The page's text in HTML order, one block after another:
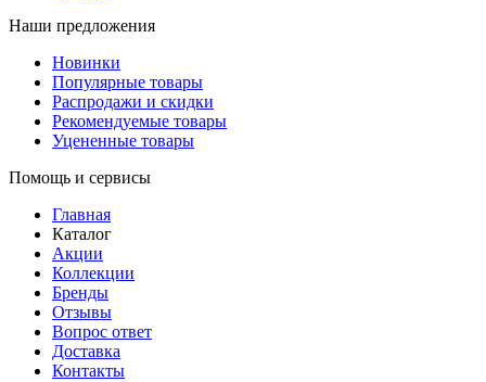
Наши предложения
Новинки
Популярные товары
Распродажи и скидки
Рекомендуемые товары
Уцененные товары
Помощь и сервисы
Главная
Каталог
Акции
Коллекции
Бренды
Отзывы
Вопрос ответ
Доставка
Контакты